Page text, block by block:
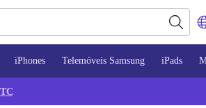
iPhones Telemóveis Samsung iPads
TC